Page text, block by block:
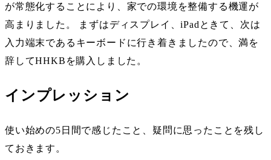
が常態化することにより、家での環境を整備する機運が
高まりました。 まずはディスプレイ、iPadときて、次は
入力端末であるキーボードに行き着きましたので、満を
辞してHHKBを購入しました。
インプレッション
使い始めの5日間で感じたこと、疑問に思ったことを残し
ておきます。